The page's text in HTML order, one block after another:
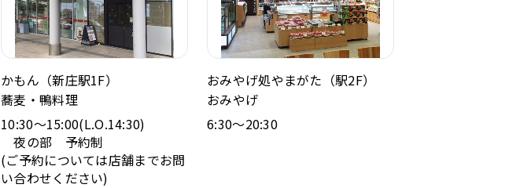
かもん（新庄駅1F）
蕎麦・鴨料理
10:30～15:00(L.O.14:30)
夜の部 予約制
(ご予約については店舗までお問
い合わせください)
おみやげ処やまがた（駅2F）
おみやげ
6:30～20:30